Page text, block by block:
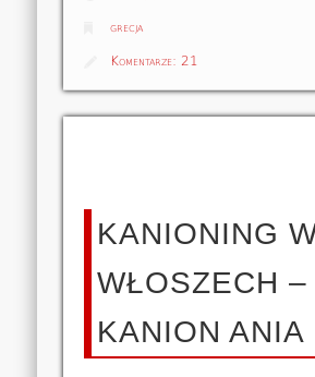
grecja
Komentarze:21
KANIONING
WŁOSZECH –
KANION ANIA